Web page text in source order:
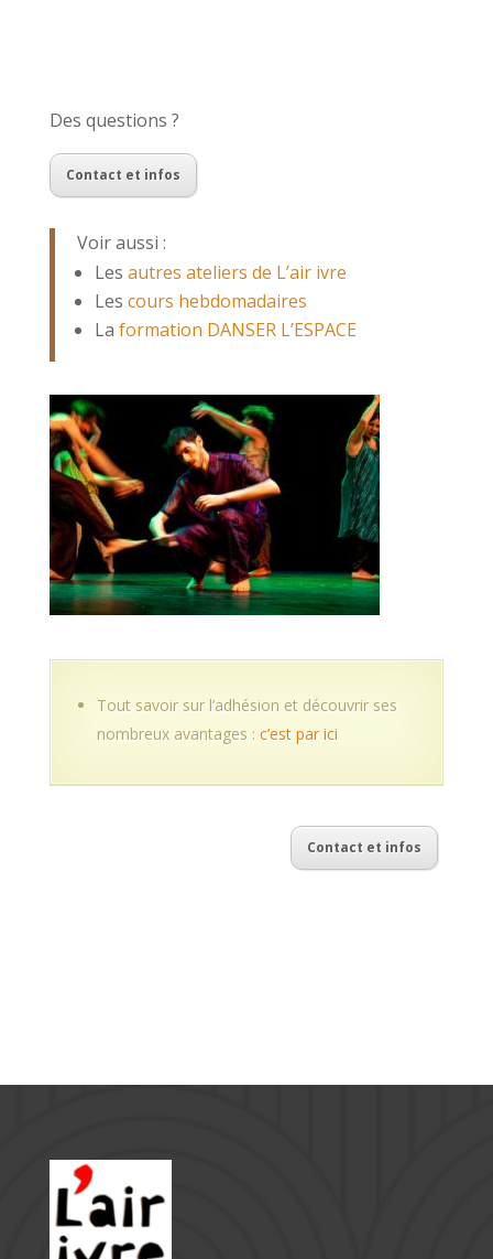
Des questions ?
Contact et infos
Voir aussi :
Les autres ateliers de L’air ivre
Les cours hebdomadaires
La formation DANSER L’ESPACE
Tout savoir sur l’adhésion et découvrir ses
nombreux avantages : c’est par ici
Contact et infos